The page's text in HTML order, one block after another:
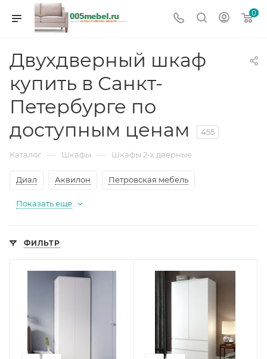
0
Двухдверный шкаф
купить в Санкт-
Петербурге по
доступным ценам
455
Каталог — Шкафы — Шкафы 2-х дверные
Диал Аквилон Петровская мебель
Показать еще
ФИЛЬТР